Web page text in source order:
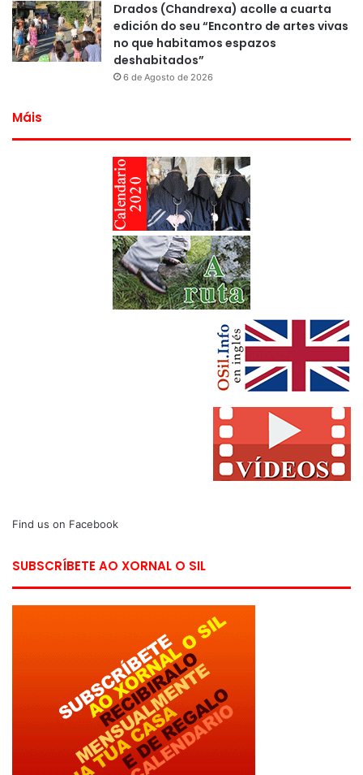
Drados (Chandrexa) acolle a cuarta
edición do seu “Encontro de artes vivas
no que habitamos espazos
deshabitados”
6 de Agosto de 2026
Máis
Find us on Facebook
SUBSCRÍBETE AO XORNAL O SIL